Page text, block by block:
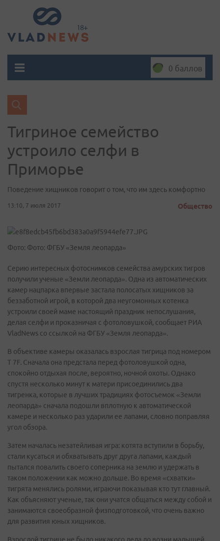
0 баллов
Тигриное семейство
устроило селфи в
Приморье
Поведение хищников говорит о том, что им здесь комфортно
13:10, 7 июля 2017 Общество
Фото: Фото: ФГБУ «Земля леопарда»
Серию интересных фотоснимков семейства амурских тигров
получили ученые «Земли леопарда». Одна из автоматических
камер нацпарка впервые застала полосатых хищников за
беззаботной игрой, в которой два неугомонных котенка
устроили своей маме настоящий праздник непослушания,
делая селфи и проказничая с фотоловушкой, сообщает РИА
VladNews со ссылкой на ФГБУ «Земля леопарда».
В объективе камеры оказалась взрослая тигрица под номером
T 7F. Сначала она предстала перед фотоловушкой одна,
спокойно отдыхая после, вероятно, ночной охоты. Однако
спустя несколько минут к матери присоединились два
тигренка, которые в лучших традициях фотосъемок «Земли
леопарда» сначала подошли вплотную к автоматической
камере и несколько раз ударили ее лапами, словно поправляя
угол обзора.
Затем началась незатейливая игра: котята вступили в борьбу,
стали кусаться и обхватывать друг друга лапами, каждый
пытался повалить своего соперника на землю и удержать в
таком положении как можно дольше. Во время «схватки»
тигрята менялись ролями, играючи показывая кто тут главный.
Как объясняют ученые, так они учатся общаться между собой и
занимаются своеобразной физподготовкой, что очень важно
для развития юных хищников.